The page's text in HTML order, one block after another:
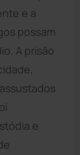
e a
possam
A prisão
e